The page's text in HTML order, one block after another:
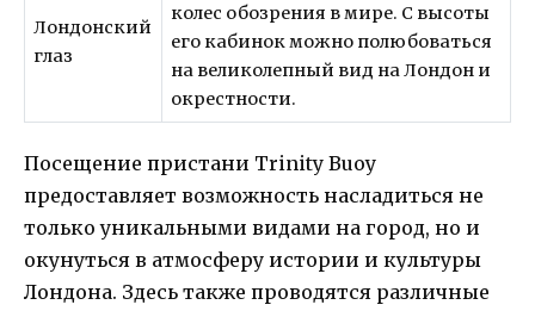
Лондонский
глаз
колес обозрения в мире. С высоты
его кабинок можно полюбоваться
на великолепный вид на Лондон и
окрестности.
Посещение пристани Trinity Buoy
предоставляет возможность насладиться не
только уникальными видами на город, но и
окунуться в атмосферу истории и культуры
Лондона. Здесь также проводятся различные